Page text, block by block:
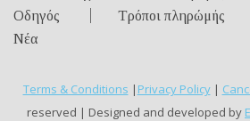
Οδηγός
Τρόποι πληρώμής
Νέα
Terms & Conditions | Privacy Policy|
reserved | Designed and developed by